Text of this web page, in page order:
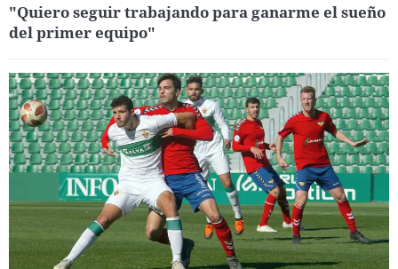
"Quiero seguir trabajando para ganarme el sueño
del primer equipo"